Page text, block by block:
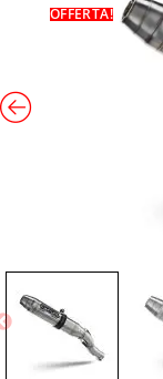
OFFERTA!